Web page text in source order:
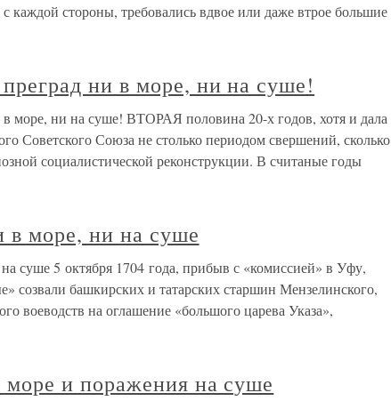
каждой стороны, требовались вдвое или даже втрое большие
ни в море, ни на суше!
море, ни на суше! ВТОРАЯ половина 20-х годов, хотя и дала
Советского Союза не столько периодом свершений, сколько
социалистической реконструкции. В считаные годы
в море, ни на суше
суше 5 октября 1704 года, прибыв с «комиссией» в Уфу,
созвали башкирских и татарских старшин Мензелинского,
воеводств на оглашение «большого царева Указа»,
и поражения на суше